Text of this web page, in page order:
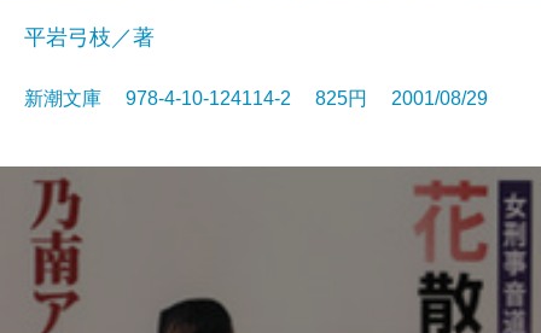
平岩弓枝／著
新潮文庫 978-4-10-124114-2 825円 2001/08/29